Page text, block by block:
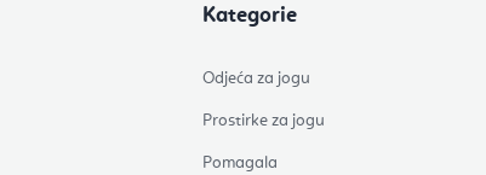
Kategorie
Odjeća za jogu
Prostirke za jogu
Pomagala